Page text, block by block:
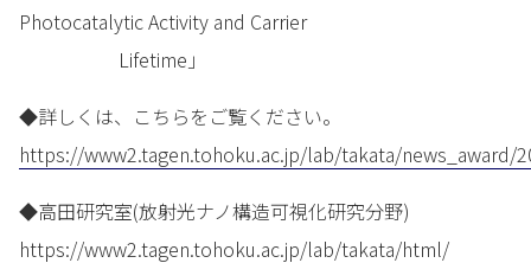
Photocatalytic Activity and Carrier
Lifetime」
◆詳しくは、こちらをご覧ください。
https://www2.tagen.tohoku.ac.jp/lab/takata/news_award/
◆高田研究室(放射光ナノ構造可視化研究分野)
https://www2.tagen.tohoku.ac.jp/lab/takata/html/